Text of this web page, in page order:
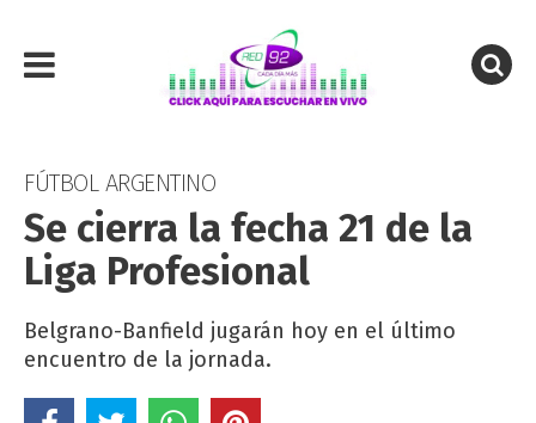
FÚTBOL ARGENTINO
Se cierra la fecha 21 de la
Liga Profesional
Belgrano-Banfield jugarán hoy en el último
encuentro de la jornada.